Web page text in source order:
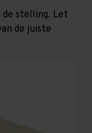
de stelling. Let
de juiste